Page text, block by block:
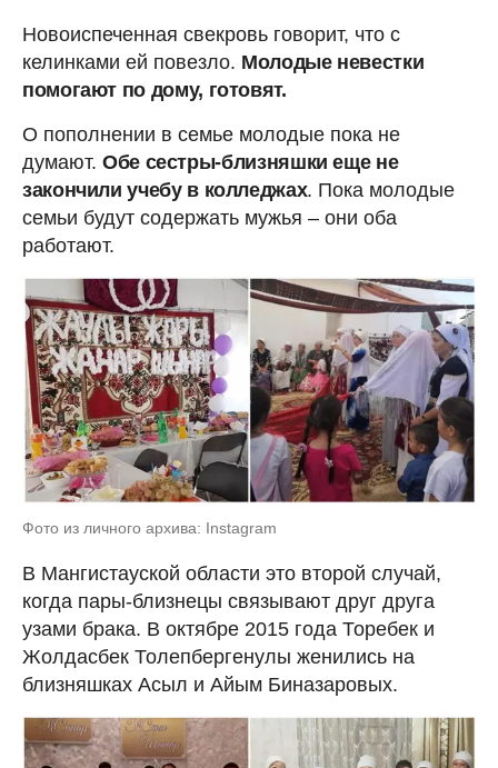
Новоиспеченная свекровь говорит, что с
келинками ей повезло. Молодые невестки
помогают по дому, готовят.
О пополнении в семье молодые пока не
думают. Обе сестры-близняшки еще не
закончили учебу в колледжах. Пока молодые
семьи будут содержать мужья – они оба
работают.
Фото из личного архива: Instagram
В Мангистауской области это второй случай,
когда пары-близнецы связывают друг друга
узами брака. В октябре 2015 года Торебек и
Жолдасбек Толепбергенулы женились на
близняшках Асыл и Айым Биназаровых.